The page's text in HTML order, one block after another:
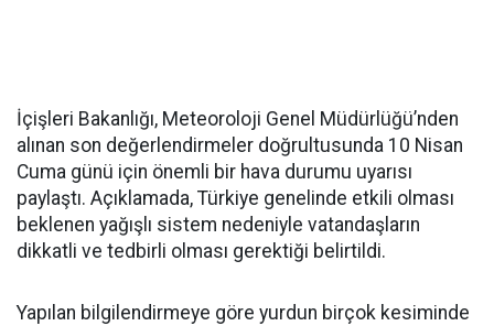
İçişleri Bakanlığı, Meteoroloji Genel Müdürlüğü’nden
alınan son değerlendirmeler doğrultusunda 10 Nisan
Cuma günü için önemli bir hava durumu uyarısı
paylaştı. Açıklamada, Türkiye genelinde etkili olması
beklenen yağışlı sistem nedeniyle vatandaşların
dikkatli ve tedbirli olması gerektiği belirtildi.
Yapılan bilgilendirmeye göre yurdun birçok kesiminde